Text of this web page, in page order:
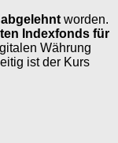
worden.
Indexfonds für
Währung
ist der Kurs